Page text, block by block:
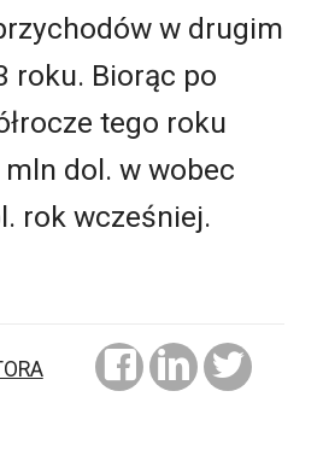
w drugim
roku. Biorąc po
tego roku
mln dol. w wobec
rok wcześniej.